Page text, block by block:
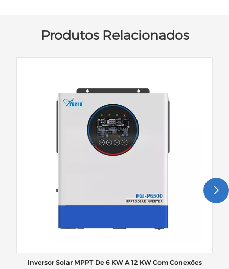
Produtos Relacionados
Inversor Solar MPPT De 6 KW A 12 KW Com Conexões